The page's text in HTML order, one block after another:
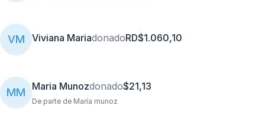
VM Viviana MariadonadoRD$1.060,10
MM Maria Munozdonado$21,13
De parte de María munoz